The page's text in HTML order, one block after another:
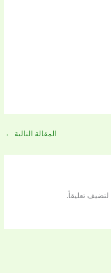
المقالة التالية ←
لتضيف تعليقاً.